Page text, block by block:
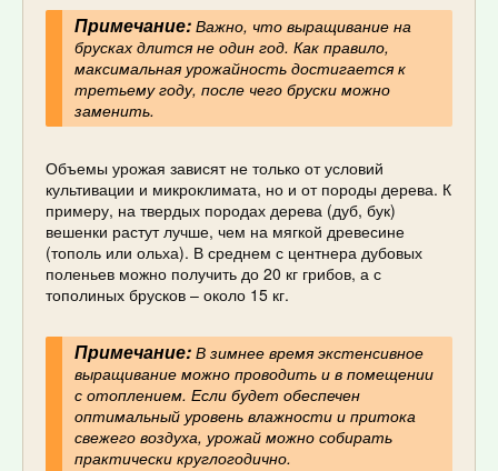
Примечание:Важно, что выращивание на
брусках длится не один год. Как правило,
максимальная урожайность достигается к
третьему году, после чего бруски можно
заменить.
Объемы урожая зависят не только от условий
культивации и микроклимата, но и от породы дерева. К
примеру, на твердых породах дерева (дуб, бук)
вешенки растут лучше, чем на мягкой древесине
(тополь или ольха). В среднем с центнера дубовых
поленьев можно получить до 20 кг грибов, а с
тополиных брусков – около 15 кг.
Примечание:В зимнее время экстенсивное
выращивание можно проводить и в помещении
с отоплением. Если будет обеспечен
оптимальный уровень влажности и притока
свежего воздуха, урожай можно собирать
практически круглогодично.